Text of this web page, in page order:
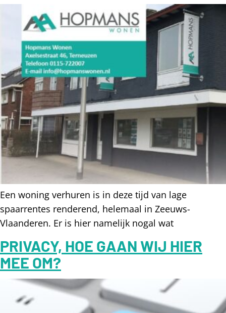
Een woning verhuren is in deze tijd van lage
spaarrentes renderend, helemaal in Zeeuws-
Vlaanderen. Er is hier namelijk nogal wat
PRIVACY, HOE GAAN WIJ HIER
MEE OM?